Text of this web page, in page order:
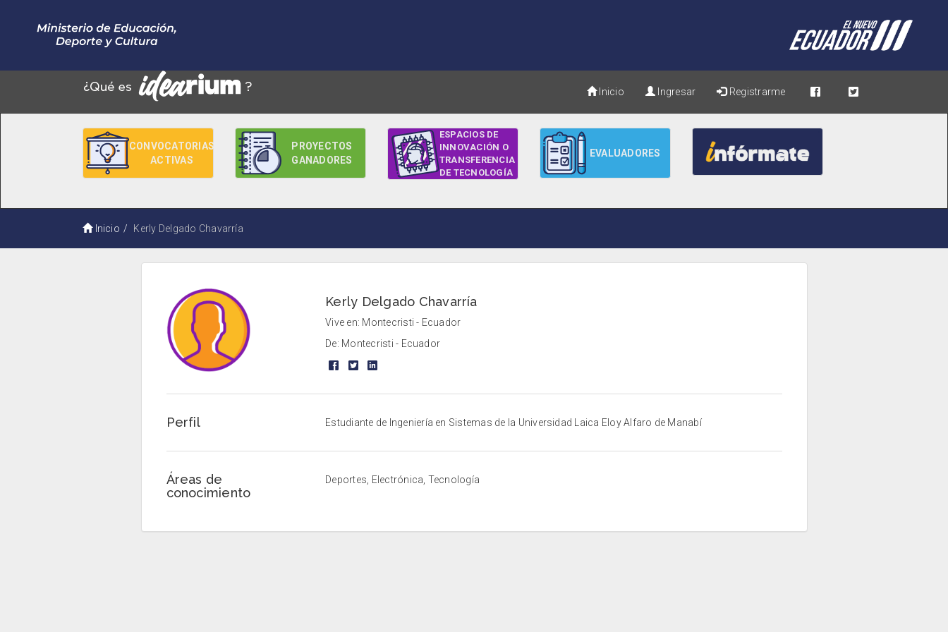
Inicio Ingresar Registrarme
CONVOCATORIAS
ACTIVAS
PROYECTOS
GANADORES
ESPACIOS DE
INNOVACIÓN O
TRANSFERENCIA
DE TECNOLOGÍA
EVALUADORES
Inicio Kerly Delgado Chavarría
Kerly Delgado Chavarría
Vive en: Montecristi - Ecuador
De: Montecristi - Ecuador
Perfil Estudiante de Ingeniería en Sistemas de la Universidad Laica Eloy Alfaro de Manabí
Áreas de
conocimiento
Deportes, Electrónica, Tecnología